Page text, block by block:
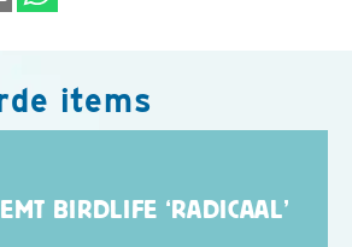
items
BIRDLIFE ‘RADICAAL’